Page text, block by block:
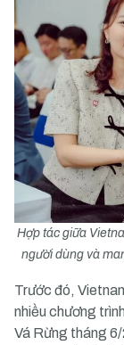
Hợp tác giữa
người dùng và
Trước đó,
nhiều chương
Vá Rừng tháng